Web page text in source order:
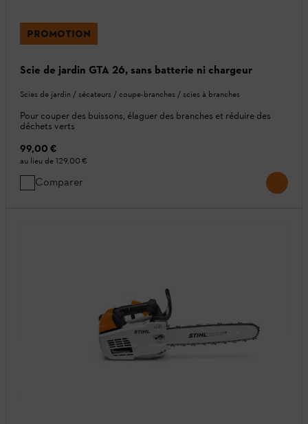
PROMOTION
Scie de jardin GTA 26, sans batterie ni chargeur
Scies de jardin / sécateurs / coupe-branches / scies à branches
Pour couper des buissons, élaguer des branches et réduire des
déchets verts
99,00 €
au lieu de 129,00 €
Comparer